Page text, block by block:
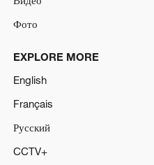
Фото
EXPLORE MORE
English
Français
Русский
CCTV+